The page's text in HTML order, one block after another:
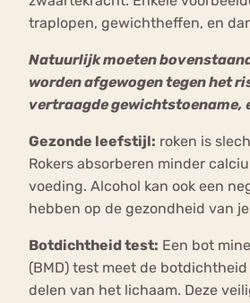
traplopen, gewichtheffen, en
Natuurlijk moeten
worden afgewogen tegen het
vertraagde gewichtstoename,
Gezonde leefstijl: roken is
Rokers absorberen minder
voeding. Alcohol kan ook een
hebben op de gezondheid van
Botdichtheid test: Een bot
(BMD) test meet de
delen van het lichaam. Deze